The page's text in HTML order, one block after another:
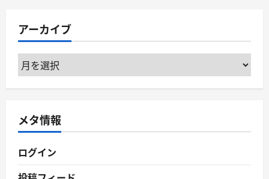
ー
アーカイブ
ア
ー
ブ
メタ情報
ログイン